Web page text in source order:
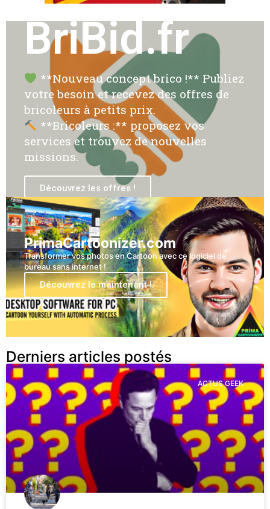
BriBid.fr
**Nouveau concept brico !** Publiez
votre besoin et recevez des offres de
bricoleurs à petits prix.
**Bricoleurs :** proposez vos
services et trouvez de nouvelles
missions.
Découvrez les offres !
PrimaCartoonizer.com
Transformer vos photos en Cartoon avec ce logiciel de
bureau sans internet !
Découvrez le maintenant !
Derniers articles postés
ACTUS GEEK